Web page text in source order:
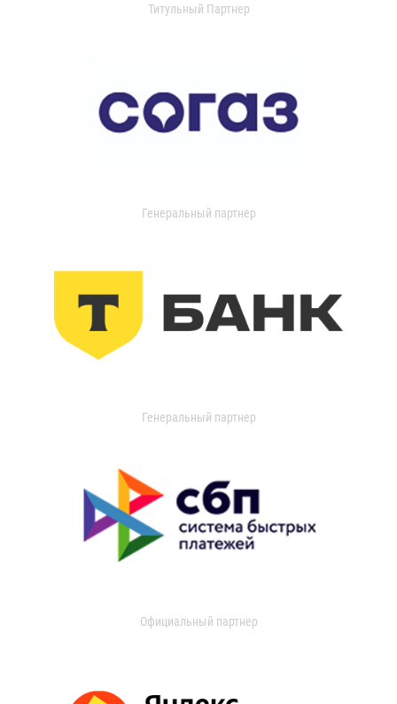
Титульный Партнер
Генеральный партнер
Генеральный партнер
Официальный партнер